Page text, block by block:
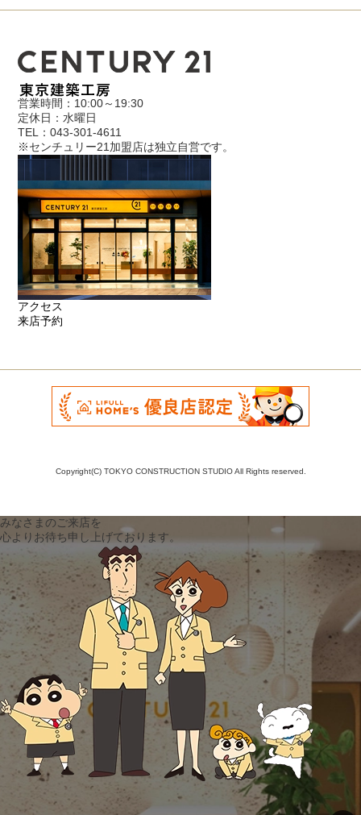
営業時間：10:00～19:30
定休日：水曜日
TEL：043-301-4611
※センチュリー21加盟店は独立自営です。
アクセス
来店予約
Copyright(C) TOKYO CONSTRUCTION STUDIO All Rights reserved.
みなさまのご来店を
心よりお待ち申し上げております。